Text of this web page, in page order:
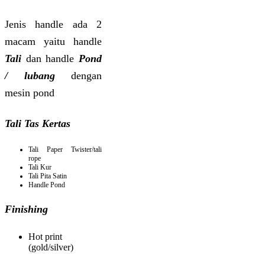
Jenis handle ada 2
macam yaitu handle
Tali dan handle Pond
/ lubangdengan
mesin pond
Tali Tas Kertas
Tali Paper Twister/tali
rope
Tali Kur
Tali Pita Satin
Handle Pond
Finishing
Hot print
(gold/silver)